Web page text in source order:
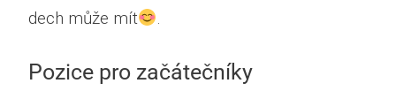
dech může mít
.
Pozice pro začátečníky